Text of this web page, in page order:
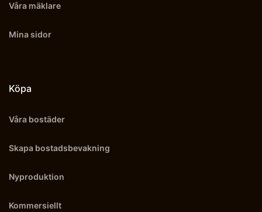
Våra mäklare
Mina sidor
Köpa
Våra bostäder
Skapa bostadsbevakning
Nyproduktion
Kommersiellt